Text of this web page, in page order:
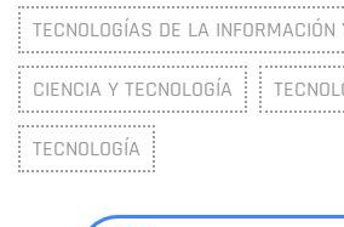
TECNOLOGÍAS DE LA INFORMACIÓN
CIENCIA Y TECNOLOGÍA
TECNOLOGÍA